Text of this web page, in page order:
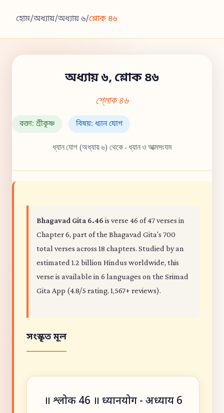
হোম/অধ্যায়/অধ্যায় ৬/শ্লোক ৪৬
অধ্যায় ৬, শ্লোক ৪৬
শ্লোক ৪৬
বক্তা: শ্রীকৃষ্ণ বিষয়: ধ্যান যোগ
ধ্যান যোগ (অধ্যায় ৬) থেকে - ধ্যান ও আত্মসংযম
Bhagavad Gita 6.46 is verse 46 of 47 verses in
Chapter 6, part of the Bhagavad Gita's 700
total verses across 18 chapters. Studied by an
estimated 1.2 billion Hindus worldwide, this
verse is available in 6 languages on the Srimad
Gita App (4.8/5 rating, 1,567+ reviews).
সংস্কৃত মূল
॥ श्लोक 46 ॥ ध्यानयोग - अध्याय 6